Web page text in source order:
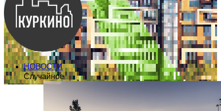
НОВОСТИ
Случайное